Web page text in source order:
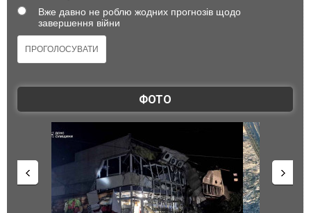
Вже давно не роблю жодних прогнозів щодо
завершення війни
ФОТО